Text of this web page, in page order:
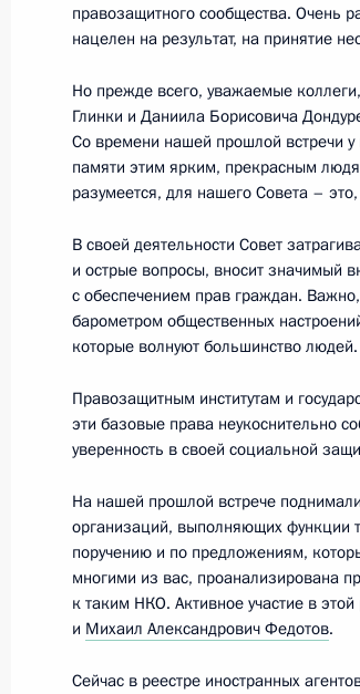
Совещание с
22 ноября 2017 года, 13:50
21 ноября 2017
Совещание о
21 ноября 2017 года, 17:00
Президент Сирии
визитом
21 ноября 2017 года, 08:00
20 ноября 2017
Совещание с
промышленного
правозащитного сообщества. Очень
нацелен на результат, на принятие
Но прежде всего, уважаемые
Глинки и Даниила Борисовича
Со времени нашей прошлой встречи
памяти этим ярким, прекрасным
разумеется, для нашего Совета –
В своей деятельности Совет
и острые вопросы, вносит значимый
с обеспечением прав граждан.
барометром общественных
которые волнуют большинство людей.
Правозащитным институтам и
эти базовые права неукоснительно
уверенность в своей социальной
На нашей прошлой встрече
организаций, выполняющих функции
поручению и по предложениям,
многими из вас, проанализирована
к таким НКО. Активное участие в
и Михаил Александрович Федотов.
Сейчас в реестре иностранных